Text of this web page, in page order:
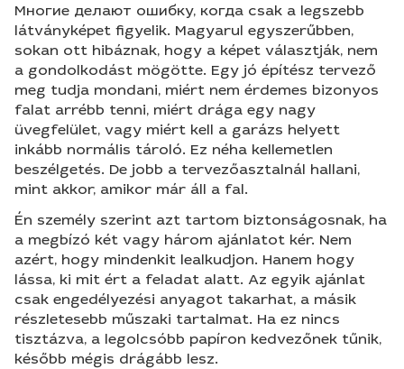
Многие делают ошибку, когда csak a legszebb
látványképet figyelik. Magyarul egyszerűbben,
sokan ott hibáznak, hogy a képet választják, nem
a gondolkodást mögötte. Egy jó építész tervező
meg tudja mondani, miért nem érdemes bizonyos
falat arrébb tenni, miért drága egy nagy
üvegfelület, vagy miért kell a garázs helyett
inkább normális tároló. Ez néha kellemetlen
beszélgetés. De jobb a tervezőasztalnál hallani,
mint akkor, amikor már áll a fal.
Én személy szerint azt tartom biztonságosnak, ha
a megbízó két vagy három ajánlatot kér. Nem
azért, hogy mindenkit lealkudjon. Hanem hogy
lássa, ki mit ért a feladat alatt. Az egyik ajánlat
csak engedélyezési anyagot takarhat, a másik
részletesebb műszaki tartalmat. Ha ez nincs
tisztázva, a legolcsóbb papíron kedvezőnek tűnik,
később mégis drágább lesz.